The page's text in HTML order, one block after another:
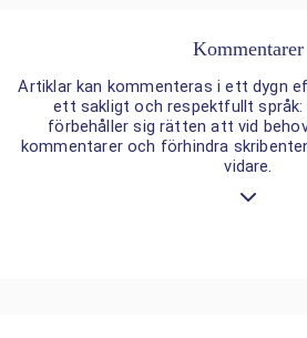
Kommentarer
Artiklar kan kommenteras i ett dygn
ett sakligt och respektfullt
förbehåller sig rätten att vid
kommentarer och förhindra
vidare.